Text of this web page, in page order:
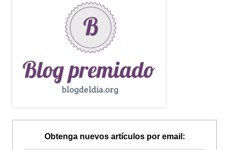
Obtenga nuevos artículos por email: